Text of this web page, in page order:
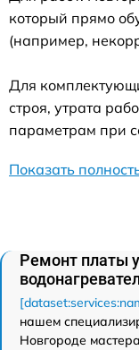
который прямо
(например,
Для
строя, утрата
параметрам при
Показать
Ремонт платы
нашем
Новгороде